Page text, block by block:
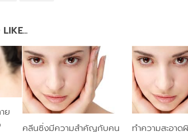
ย
คลีนซิ่งมีความสำคัญกับคน
ทำความสะอาด